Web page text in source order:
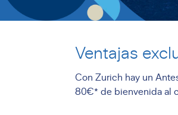
Ventajas
Con Zurich hay un
80€* de bienvenida al